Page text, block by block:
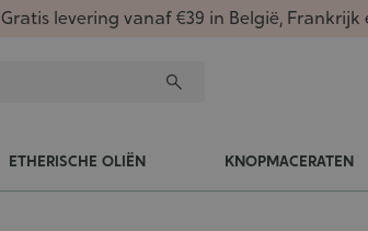
Gratis levering vanaf €39 in België, Frankrijk
ETHERISCHE OLIËN KNOPMACERATEN